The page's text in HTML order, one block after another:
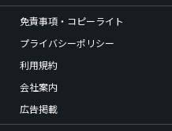
免責事項・コピーライト
プライバシーポリシー
利用規約
会社案内
広告掲載